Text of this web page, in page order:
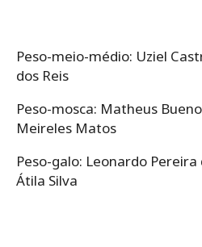
Peso-meio-médio: Uziel
dos Reis
Peso-mosca: Matheus
Meireles Matos
Peso-galo: Leonardo
Átila Silva